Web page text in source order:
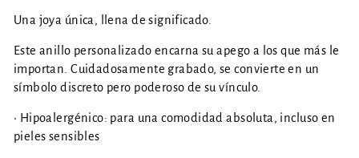
Una joya única, llena de significado.
Este anillo personalizado encarna su apego a los que más le
importan. Cuidadosamente grabado, se convierte en un
símbolo discreto pero poderoso de su vínculo.
• Hipoalergénico: para una comodidad absoluta, incluso en
pieles sensibles